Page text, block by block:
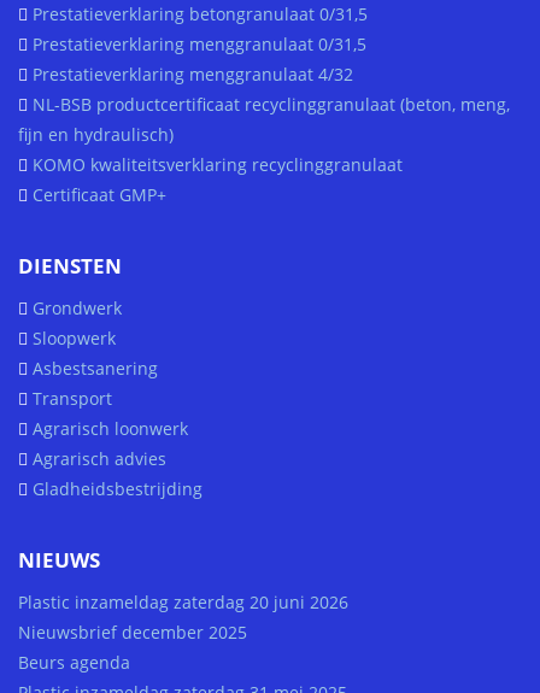
Prestatieverklaring betongranulaat 0/31,5
Prestatieverklaring menggranulaat 0/31,5
Prestatieverklaring menggranulaat 4/32
NL-BSB productcertificaat recyclinggranulaat (beton, meng,
fijn en hydraulisch)
KOMO kwaliteitsverklaring recyclinggranulaat
Certificaat GMP+
DIENSTEN
Grondwerk
Sloopwerk
Asbestsanering
Transport
Agrarisch loonwerk
Agrarisch advies
Gladheidsbestrijding
NIEUWS
Plastic inzameldag zaterdag 20 juni 2026
Nieuwsbrief december 2025
Beurs agenda